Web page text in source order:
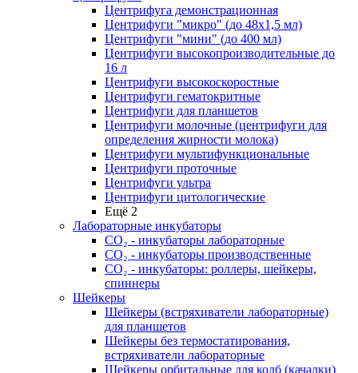
Центрифуга демонстрационная
Центрифуги "микро" (до 48x1,5 мл)
Центрифуги "мини" (до 400 мл)
Центрифуги высокопроизводительные до
16 л
Центрифуги высокоскоростные
Центрифуги гематокритные
Центрифуги для планшетов
Центрифуги молочные (центрифуги для
определения жирности молока)
Центрифуги мультифункциональные
Центрифуги проточные
Центрифуги ультра
Центрифуги цитологические
Ещё 2
Лабораторные инкубаторы
СО₂ - инкубаторы лабораторные
СО₂ - инкубаторы производственные
СО₂ - инкубаторы: роллеры, шейкеры,
спиннеры
Шейкеры
Шейкеры (встряхиватели лабораторные)
для планшетов
Шейкеры без термостатирования,
встряхиватели лабораторные
Шейкеры орбитальные для колб (качалки)